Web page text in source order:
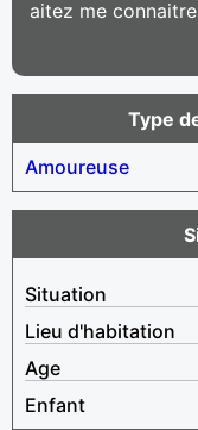
aitez me
Type
Amoureuse
Situation
Lieu d'habitation
Age
Enfant